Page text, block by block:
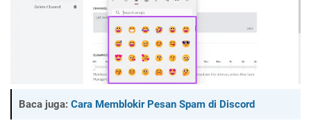
Baca juga: Cara Memblokir Pesan Spam di Discord